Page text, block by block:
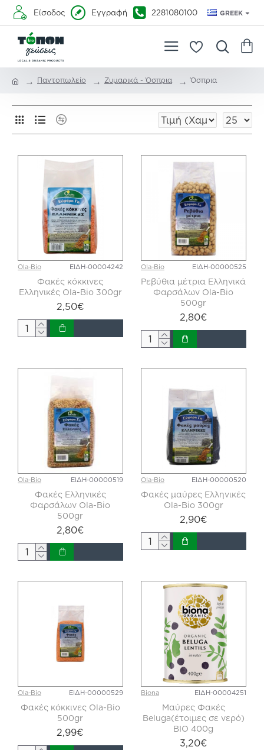
Είσοδος Εγγραφή 2281080100 GREEK
Παντοπωλείο Ζυμαρικά - Όσπρια Όσπρια
Ola-Bio ΕΙΔΗ-00004242
Φακές κόκκινες
Ελληνικές Ola-Bio 300gr
2,50€
Ola-Bio ΕΙΔΗ-00000525
Ρεβύθια μέτρια Ελληνικά
Φαρσάλων Ola-Bio
500gr
2,80€
Ola-Bio ΕΙΔΗ-00000519
Φακές Ελληνικές
Φαρσάλων Ola-Bio
500gr
2,80€
Ola-Bio ΕΙΔΗ-00000520
Φακές μαύρες Ελληνικές
Ola-Bio 300gr
2,90€
Ola-Bio ΕΙΔΗ-00000529
Φακές κόκκινες Ola-Bio
500gr
2,99€
Biona ΕΙΔΗ-00004251
Μαύρες Φακές
Beluga(έτοιμες σε νερό)
BIO 400g
3,20€